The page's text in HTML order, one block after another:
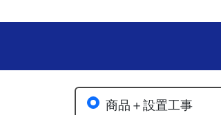
商品＋設置工事